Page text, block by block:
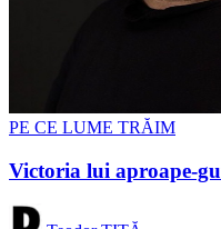
PE CE LUME TRĂIM
Victoria lui aproape-